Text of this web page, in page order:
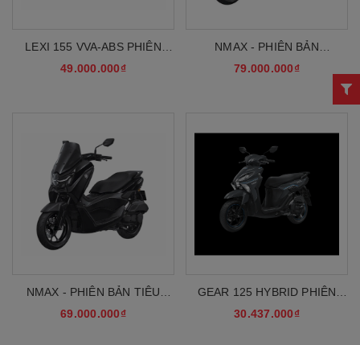
LEXI 155 VVA-ABS PHIÊN
BẢN CAO CẤP MỚI 2026
49.000.000₫
NMAX - PHIÊN BẢN
TECHMAX
79.000.000₫
NMAX - PHIÊN BẢN TIÊU
CHUẨN
69.000.000₫
GEAR 125 HYBRID PHIÊN
BẢN TIÊU CHUẨN
30.437.000₫